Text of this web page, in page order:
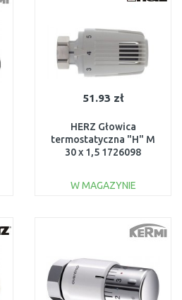
51.93 zł
HERZ Głowica
termostatyczna "H" M
30 x 1,5 1726098
W MAGAZYNIE
Do porównania